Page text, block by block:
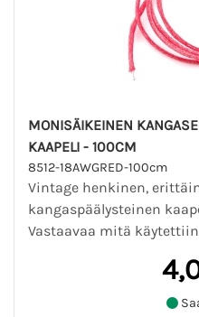
MONISÄIKEINEN
KAAPELI - 100CM
8512-18AWGRED-100cm
Vintage henkinen,
kangaspäälysteinen
Vastaavaa mitä